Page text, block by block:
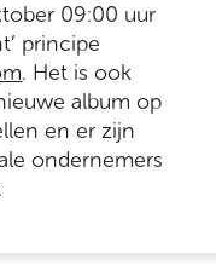
09:00 uur
principe
. Het is ook
album op
en er zijn
ondernemers